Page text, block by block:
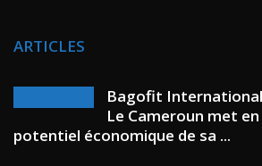
ARTICLES
Bagofit International
Le Cameroun met
potentiel économique de sa ...